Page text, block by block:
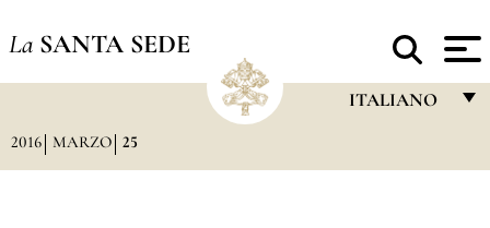
La SANTA SEDE
ITALIANO
2016 MARZO 25